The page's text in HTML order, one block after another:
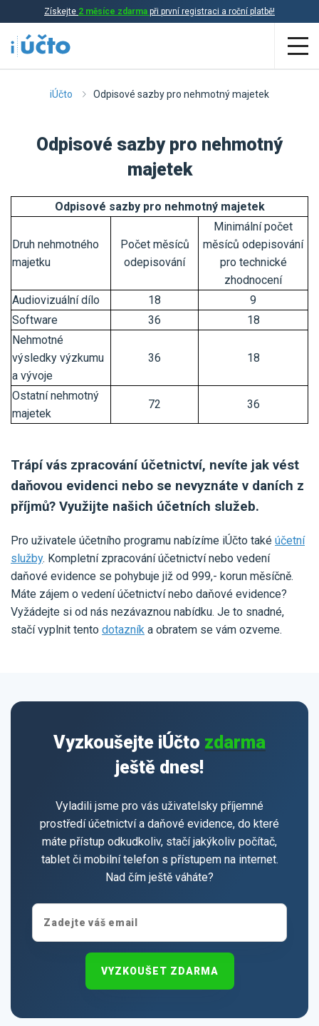
Získejte 2 měsíce zdarma při první registraci a roční platbě!
Aplikace
Daňová evidence
Přehled funkcí
Online účetnictví
Online daňová evidence
Online fakturace
Propojení s bankou
Účetní a manažerské reporty
Ceník a sklady
Ceník
Účetní služby
Pro uživatele iÚčto
Poptávka účetních služeb
Pro živnostníky
VYZKOUŠET ZDARMA PŘIHLÁSIT SE
iÚčto Odpisové sazby pro nehmotný majetek
Odpisové sazby pro nehmotný
majetek
Odpisové sazby pro nehmotný majetek
Druh nehmotného
majetku
Počet měsíců
odepisování
Minimální počet
měsíců odepisování
pro technické
zhodnocení
Audiovizuální dílo
18
9
Software
36
18
Nehmotné
výsledky výzkumu
a vývoje
36 18
Ostatní nehmotný
majetek
72 36
Trápí vás zpracování účetnictví, nevíte jak vést
daňovou evidenci nebo se nevyznáte v daních z
příjmů? Využijte našich účetních služeb.
Pro uživatele účetního programu nabízíme iÚčto také účetní
služby. Kompletní zpracování účetnictví nebo vedení
daňové evidence se pohybuje již od 999,- korun měsíčně.
Máte zájem o vedení účetnictví nebo daňové evidence?
Vyžádejte si od nás nezávaznou nabídku. Je to snadné,
stačí vyplnit tento dotazník a obratem se vám ozveme.
Vyzkoušejte iÚčto zdarma
ještě dnes!
Vyladili jsme pro vás uživatelsky příjemné
prostředí účetnictví a daňové evidence, do které
máte přístup odkudkoliv, stačí jakýkoliv počítač,
tablet či mobilní telefon s přístupem na internet.
Nad čím ještě váháte?
VYZKOUŠET ZDARMA